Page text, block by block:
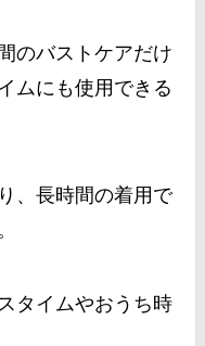
のバストケアだけ
ムにも使用できる
、長時間の着用で
タイムやおうち時